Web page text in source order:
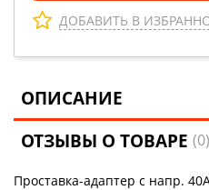
ДОБАВИТЬ В
ОПИСАНИЕ
ОТЗЫВЫ О ТОВАРЕ(0)
Проставка-адаптер с напр.